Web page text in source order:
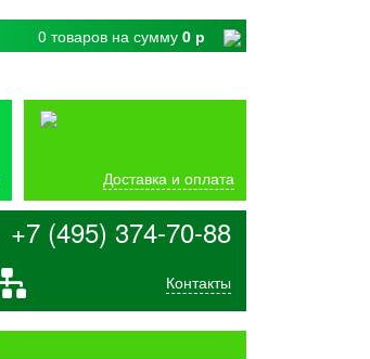
0 товаров на сумму 0 р
Доставка и оплата
+7 (495) 374-70-88
Контакты